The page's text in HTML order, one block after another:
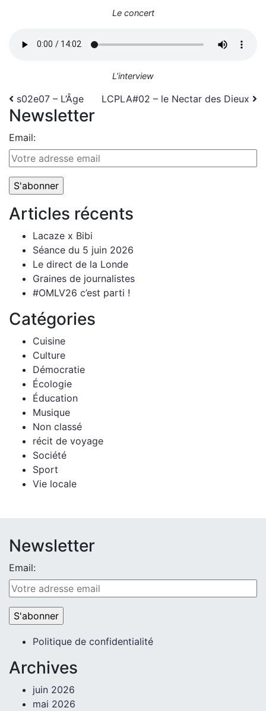
Le concert
L’interview
Navigation
s02e07 – L’Âge LCPLA#02 – le Nectar des Dieux
Newsletter
Email:
Articles récents
Lacaze x Bibi
Séance du 5 juin 2026
Le direct de la Londe
Graines de journalistes
#OMLV26 c’est parti !
Catégories
Cuisine
Culture
Démocratie
Écologie
Éducation
Musique
Non classé
récit de voyage
Société
Sport
Vie locale
Newsletter
Email:
Politique de confidentialité
Archives
juin 2026
mai 2026